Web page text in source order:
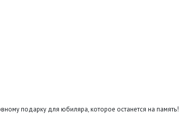
подарку для юбиляра, которое останется на память!